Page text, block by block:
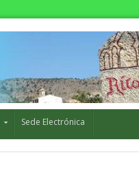
Sede Electrónica